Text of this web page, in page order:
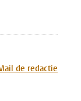
de redactie